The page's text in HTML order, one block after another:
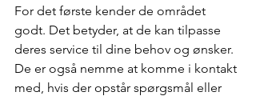
For det første kender de området
godt. Det betyder, at de kan tilpasse
deres service til dine behov og ønsker.
De er også nemme at komme i kontakt
med, hvis der opstår spørgsmål eller